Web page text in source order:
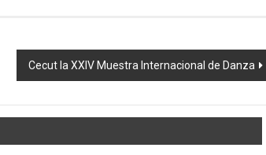
Cecut la XXIV Muestra Internacional de Danza